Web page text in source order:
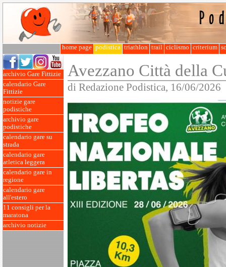
home page podistica triathlon trail ciclismo criterium
archivio Gare Fittizie
calendario Gare
Fittizie
notizie gare
podistiche
archivio gare
podistiche
calendario gare su
strada
calendario gare
atletica leggera
calendario gare in
regione
calendario gare
all'estero
11 consigli per la
maratona
archivio notizie
Avezzano Città della
di Redazione Podistica, 16/06/2026